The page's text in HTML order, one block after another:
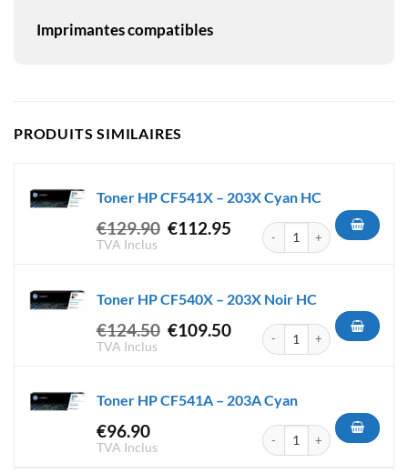
Imprimantes compatibles
PRODUITS SIMILAIRES
Toner HP CF541X – 203X Cyan HC
€129.90 Le
€129.90.
€112.95
€112.95.
TVA Inclus
quantité de Toner HP CF541X
Toner HP CF540X – 203X Noir HC
€124.50 Le
€124.50.
€109.50Le
€109.50.
TVA Inclus
quantité de Toner HP
Toner HP CF541A – 203A Cyan
€96.90
TVA Inclus
quantité de Toner HP